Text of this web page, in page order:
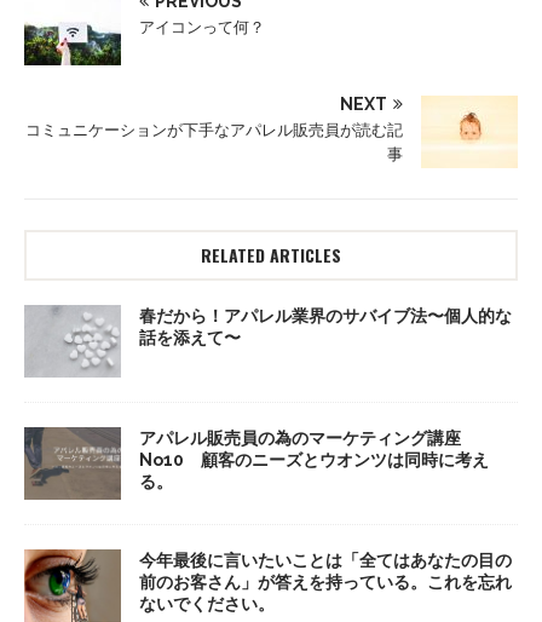
アイコンって何？
NEXT
コミュニケーションが下手なアパレル販売員が読む記
事
RELATED ARTICLES
春だから！アパレル業界のサバイブ法〜個人的な
話を添えて〜
アパレル販売員の為のマーケティング講座
No10 顧客のニーズとウオンツは同時に考え
る。
今年最後に言いたいことは「全てはあなたの目の
前のお客さん」が答えを持っている。これを忘れ
ないでください。